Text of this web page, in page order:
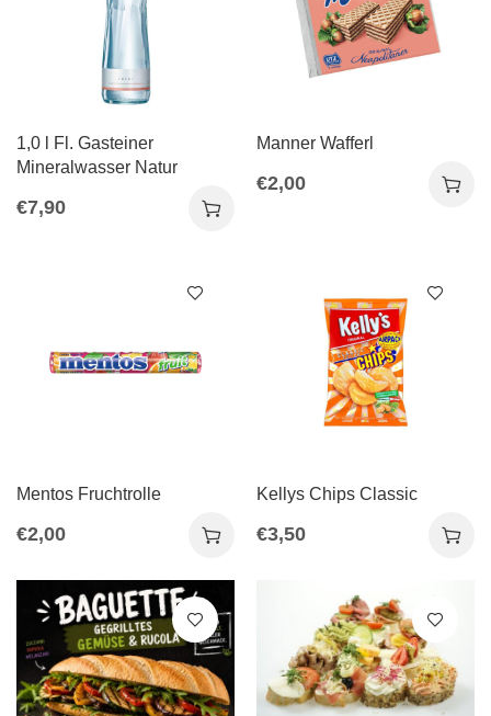
1,0 l Fl. Gasteiner
Mineralwasser Natur
€7,90
Manner Wafferl
€2,00
Mentos Fruchtrolle
€2,00
Kellys Chips Classic
€3,50